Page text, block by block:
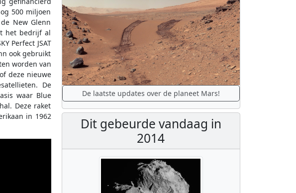
500 miljoen
New Glenn
het bedrijf al
Perfect JSAT
ook gebruikt
worden van
deze nieuwe
De
waar Blue
Deze raket
in 1962
De laatste updates over de planeet Mars!
Dit gebeurde vandaag in
2014